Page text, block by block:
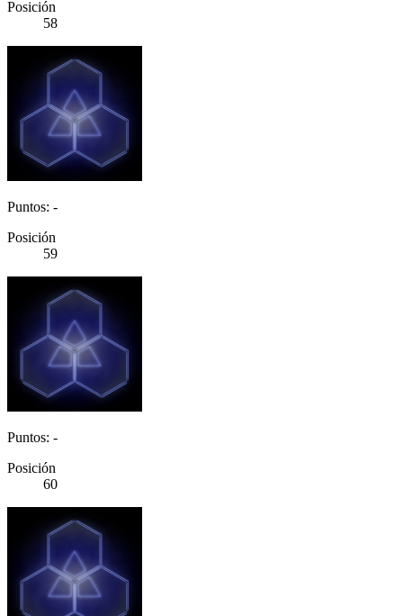
Posición
58
Puntos: -
Posición
59
Puntos: -
Posición
60